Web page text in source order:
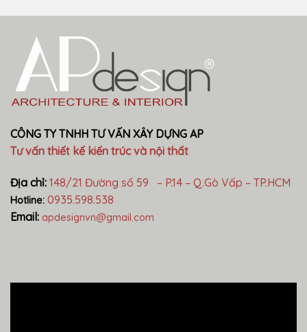
CÔNG TY TNHH TƯ VẤN XÂY DỰNG AP
Tư vấn thiết kế kiến trúc và nội thất
Địa chỉ: 148/21 Đường số 59 – P.14 – Q.Gò Vấp – TP.HCM
Hotline: 0935.598.538
Email: apdesignvn@gmail.com